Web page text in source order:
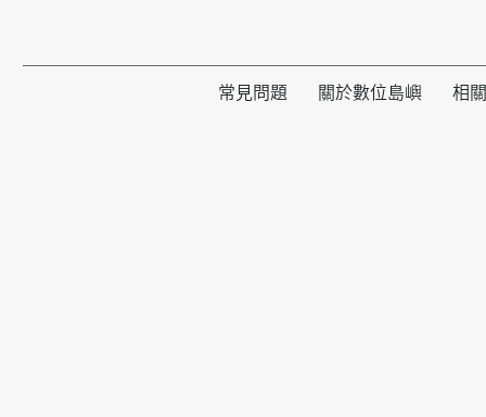
常見問題 關於數位島嶼 相